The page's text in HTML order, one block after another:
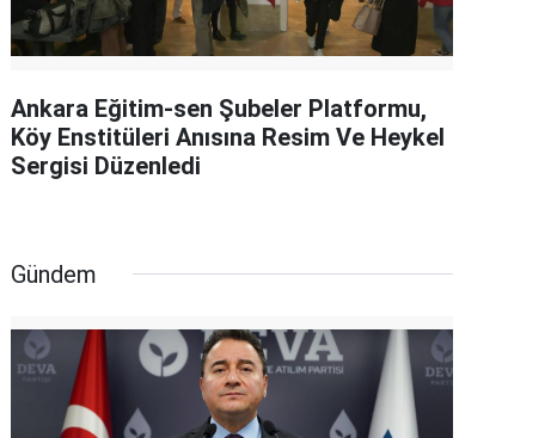
Ankara Eğitim-sen Şubeler Platformu,
Köy Enstitüleri Anısına Resim Ve Heykel
Sergisi Düzenledi
Gündem